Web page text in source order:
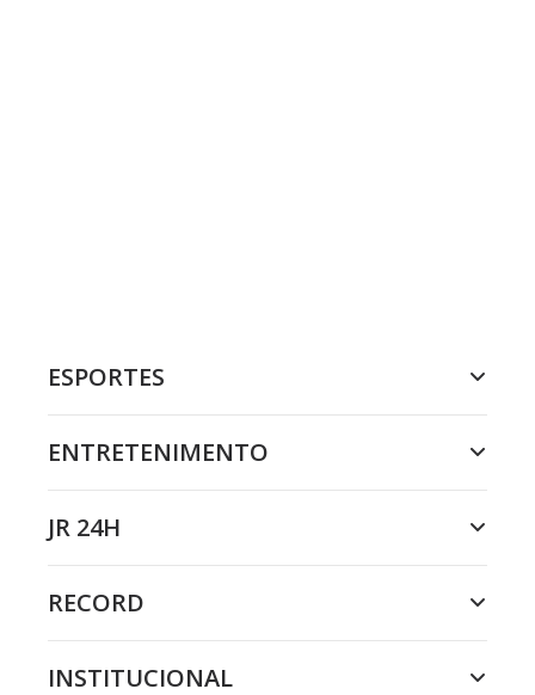
ESPORTES
ENTRETENIMENTO
JR 24H
RECORD
INSTITUCIONAL